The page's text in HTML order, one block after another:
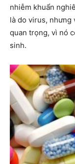
nhiễm khuẩn
là do virus, nhưng
quan trọng, vì nó
sinh.